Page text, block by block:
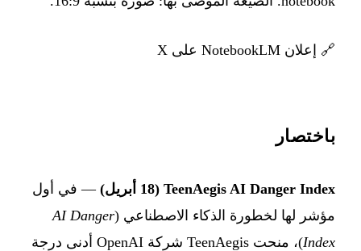
🔗 إعلان NotebookLM على X
باختصار
TeenAegis AI Danger Index (18 أبريل)
— في أول
مؤشر لها لخطورة الذكاء الاصطناعي (AI Danger
Index
)، منحت TeenAegis شركة OpenAI أدنى درجة